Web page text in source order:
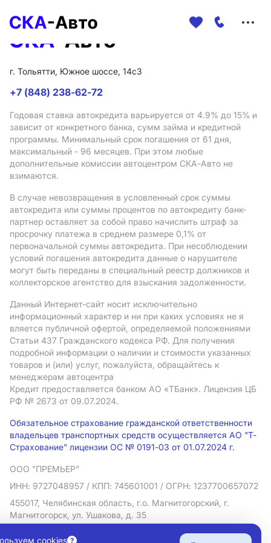
г. Тольятти, Южное шоссе, 14с3
+7 (848) 238-62-72
Годовая ставка автокредита варьируется от 4.9% до 15% и
зависит от конкретного банка, сумм займа и кредитной
программы. Минимальный срок погашения от 61 дня,
максимальный - 96 месяцев. При этом любые
дополнительные комиссии автоцентром СКА-Авто не
взимаются.
В случае невозвращения в условленный срок суммы
автокредита или суммы процентов по автокредиту банк-
партнер оставляет за собой право начислить штраф за
просрочку платежа в среднем размере 0,1% от
первоначальной суммы автокредита. При несоблюдении
условий погашения автокредита данные о нарушителе
могут быть переданы в специальный реестр должников и
коллекторское агентство для взыскания задолженности.
Данный Интернет-сайт носит исключительно
информационный характер и ни при каких условиях не я
вляется публичной офертой, определяемой положениями
Статьи 437 Гражданского кодекса РФ. Для получения
подробной информации о наличии и стоимости указанных
товаров и (или) услуг, пожалуйста, обращайтесь к
менеджерам автоцентра
Кредит предоставляется банком АO «ТБанк». Лицензия ЦБ
РФ № 2673 от 09.07.2024.
Обязательное страхование гражданской ответственности
владельцев транспортных средств осуществляется АО "Т-
Страхование" лицензии ОС № 0191-03 от 01.07.2024 г.
ООО "ПРЕМЬЕР"
ИНН: 9727048957 / КПП: 745601001 / ОГРН: 1237700657072
455017, Челябинская область, г.о. Магнитогорский, г.
Магнитогорск, ул. Ушакова, д. 35
Политика в отношении обработки персональных данных
cookies